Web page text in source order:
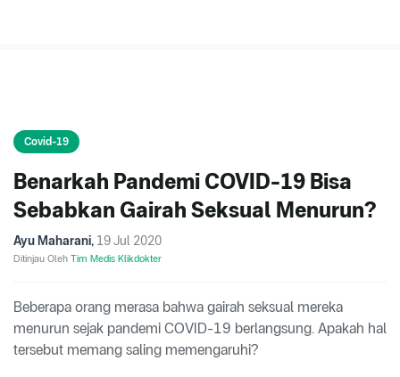
Covid-19
Benarkah Pandemi COVID-19 Bisa
Sebabkan Gairah Seksual Menurun?
Ayu Maharani, 19 Jul 2020
Ditinjau Oleh Tim Medis Klikdokter
Beberapa orang merasa bahwa gairah seksual mereka
menurun sejak pandemi COVID-19 berlangsung. Apakah hal
tersebut memang saling memengaruhi?